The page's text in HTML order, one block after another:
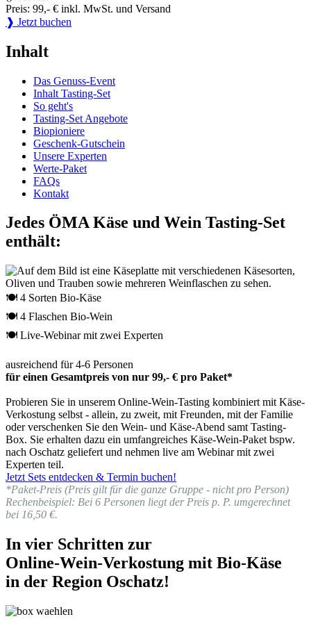
Preis: 99,- € inkl. MwSt. und Versand
❱ Jetzt buchen
Inhalt
Das Genuss-Event
Inhalt Tasting-Set
So geht's
Tasting-Set Angebote
Biopioniere
Geschenk-Gutschein
Unsere Experten
Werte-Paket
FAQs
Kontakt
Jedes ÖMA Käse und Wein Tasting-Set
enthält:
🍽 4 Sorten Bio-Käse
🍽 4 Flaschen Bio-Wein
🍽 Live-Webinar mit zwei Experten
ausreichend für 4-6 Personen
für einen Gesamtpreis von nur 99,- € pro Paket*
Probieren Sie in unserem Online-Wein-Tasting kombiniert mit Käse-
Verkostung selbst - allein, zu zweit, mit Freunden, mit der Familie
oder verschenken Sie den Wein- und Käse-Abend samt Tasting-
Box. Sie erhalten dazu ein umfangreiches Käse-Wein-Paket bspw.
nach Oschatz geliefert und nehmen live am Webinar mit zwei
Experten teil.
Jetzt Sets entdecken & Termin buchen!
*Paket-Preis (Preis gilt für die ganze Gruppe - nicht pro Person)
Rechenbeispiel: Bei 6 Personen liegt der Preis p. P. umgerechnet
bei 16,50 €.
In vier Schritten zur
Online-Wein-Verkostung mit Bio-Käse
in der Region Oschatz!